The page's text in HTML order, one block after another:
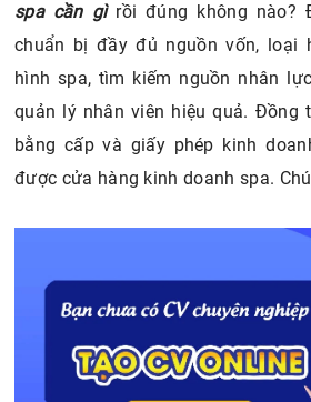
spa cần gìrồi đúng không nào?
chuẩn bị đầy đủ nguồn vốn, loại
hình spa, tìm kiếm nguồn nhân
quản lý nhân viên hiệu quả. Đồng
bằng cấp và giấy phép kinh
được cửa hàng kinh doanh spa.